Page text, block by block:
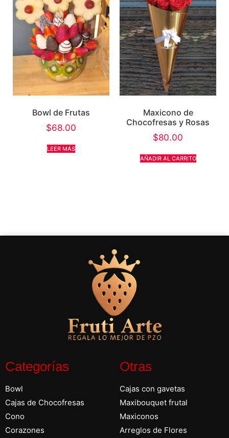
Bowl de Frutas
$68.00
LEER MÁS
Maxicono de
Chocofresas y Rosas
$80.00
AÑADIR AL CARRITO
Categorías
Bowl
Cajas de Chocofresas
Cono
Corazones
Otras
Cajas con gavetas
Maxibouquet frutal
Maxiconos
Arreglos de Flores